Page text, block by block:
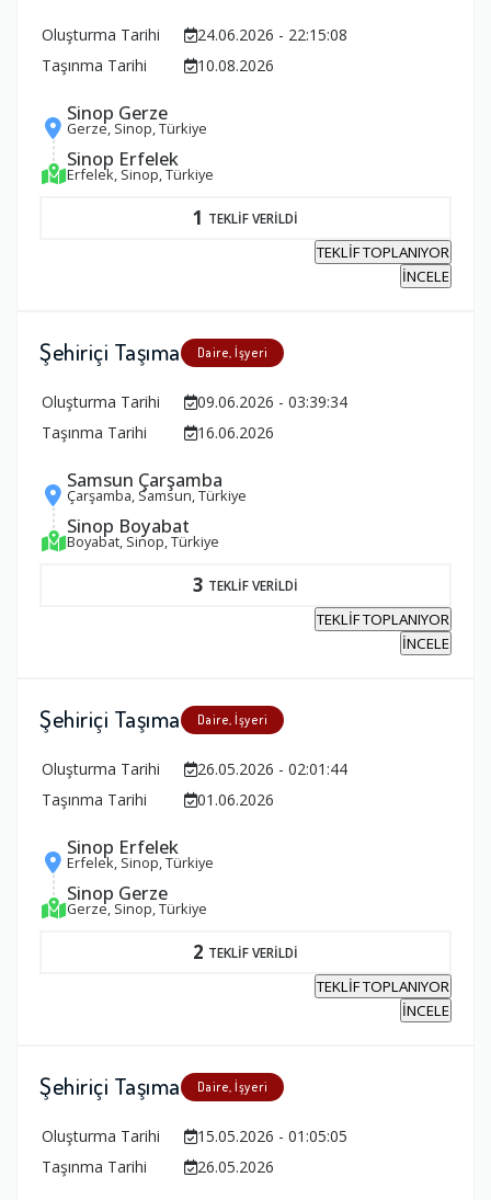
Oluşturma Tarihi
24.06.2026 - 22:15:08
Taşınma Tarihi
10.08.2026
Sinop Gerze
Gerze, Sinop, Türkiye
Sinop Erfelek
Erfelek, Sinop, Türkiye
1 TEKLİF VERİLDİ
TEKLİF TOPLANIYOR
İNCELE
Şehiriçi Taşıma Daire, İşyeri
Oluşturma Tarihi
09.06.2026 - 03:39:34
Taşınma Tarihi
16.06.2026
Samsun Çarşamba
Çarşamba, Samsun, Türkiye
Sinop Boyabat
Boyabat, Sinop, Türkiye
3 TEKLİF VERİLDİ
TEKLİF TOPLANIYOR
İNCELE
Şehiriçi Taşıma Daire, İşyeri
Oluşturma Tarihi
26.05.2026 - 02:01:44
Taşınma Tarihi
01.06.2026
Sinop Erfelek
Erfelek, Sinop, Türkiye
Sinop Gerze
Gerze, Sinop, Türkiye
2 TEKLİF VERİLDİ
TEKLİF TOPLANIYOR
İNCELE
Şehiriçi Taşıma Daire, İşyeri
Oluşturma Tarihi
15.05.2026 - 01:05:05
Taşınma Tarihi
26.05.2026